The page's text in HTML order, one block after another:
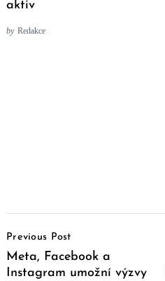
aktiv
by Redakce
Navigation
Previous Post
Meta, Facebook a
Instagram umožní výzvy